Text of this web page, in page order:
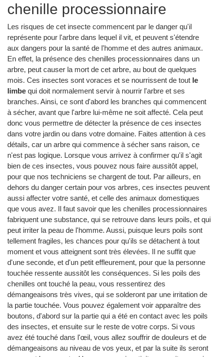
chenille processionnaire
Les risques de cet insecte commencent par le danger qu'il
représente pour l'arbre dans lequel il vit, et peuvent s'étendre
aux dangers pour la santé de l'homme et des autres animaux.
En effet, la présence des chenilles processionnaires dans un
arbre, peut causer la mort de cet arbre, au bout de quelques
mois. Ces insectes sont voraces et se nourrissent de tout le
limbe qui doit normalement servir à nourrir l'arbre et ses
branches. Ainsi, ce sont d'abord les branches qui commencent
à sécher, avant que l'arbre lui-même ne soit affecté. Cela peut
donc vous permettre de détecter la présence de ces insectes
dans votre jardin ou dans votre domaine. Faites attention à ces
détails, car un arbre qui commence à sécher sans raison, ce
n'est pas logique. Lorsque vous arrivez à confirmer qu'il s'agit
bien de ces insectes, vous pouvez nous faire aussitôt appel,
pour que nos techniciens se chargent de tout. Par ailleurs, en
dehors du danger certain pour vos arbres, ces insectes peuvent
aussi affecter votre santé, et celle des animaux domestiques
que vous avez. Il faut savoir que les chenilles processionnaires
fabriquent une substance, qui se retrouve dans leurs poils, et qui
peut irriter la peau de l'homme. Aussi, puisque leurs poils sont
tellement fragiles, les chances pour qu'ils se détachent à tout
moment et vous atteignent sont très élevées. Il ne suffit que
d'une seconde, et d'un petit effleurement, pour que la personne
touchée ressente aussitôt les conséquences. Si les poils des
chenilles ont touché la peau, vous ressentirez des
démangeaisons très vives, qui se solderont par une irritation de
la partie touchée. Vous pouvez également voir apparaître des
boutons, d'abord sur la partie qui a été en contact avec les poils
des insectes, et ensuite sur le reste de votre corps. Si vous
avez été touché dans l'œil, vous allez souffrir de douleurs et de
démangeaisons au niveau de vos yeux, et par la suite ils seront